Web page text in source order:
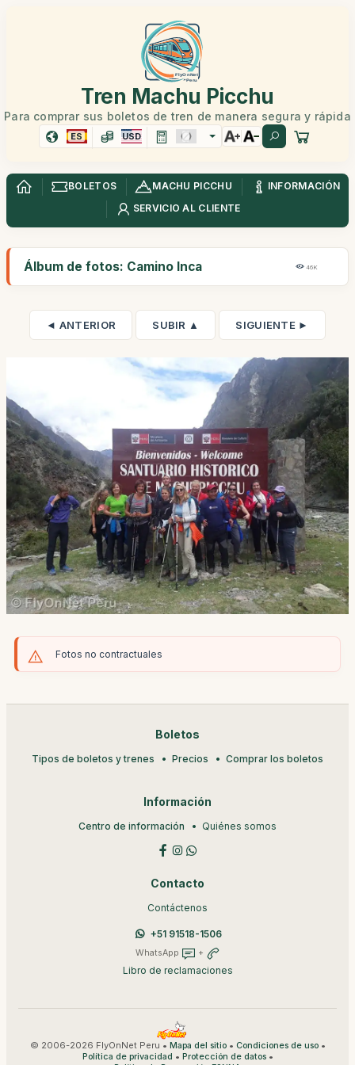
Tren Machu Picchu
Para comprar sus boletos de tren de manera segura y rápida
ES USD
BOLETOS MACHU PICCHU
INFORMACIÓN
SERVICIO AL CLIENTE
Álbum de fotos: Camino Inca 46K
◄ ANTERIOR SUBIR ▲ SIGUIENTE ►
Fotos no contractuales
Boletos
Tipos de boletos y trenes Precios Comprar los boletos
Información
Centro de información Quiénes somos
Contacto
Contáctenos
+51 91518-1506
WhatsApp +
Libro de reclamaciones
© 2006-2026 FlyOnNet Peru • Mapa del sitio• Condiciones de uso•
Política de privacidad • Protección de datos•